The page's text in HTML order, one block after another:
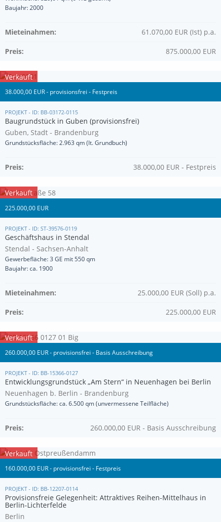
Baujahr: 2000
61.070,00 EUR (Ist) p.a.
Mieteinahmen:
875.000,00 EUR
Preis:
Verkauft
38.000,00 EUR - provisionsfrei - Festpreis
PROJEKT - ID: BB-03172-0115
Baugrundstück in Guben (provisionsfrei)
Guben, Stadt - Brandenburg
Grundstücksfläche: 2.963 qm (lt. Grundbuch)
38.000,00 EUR - Festpreis
Preis:
Verkauft
225.000,00 EUR
PROJEKT - ID: ST-39576-0119
Geschäftshaus in Stendal
Stendal - Sachsen-Anhalt
Gewerbefläche: 3 GE mit 550 qm
Baujahr: ca. 1900
25.000,00 EUR (Soll) p.a.
Mieteinahmen:
225.000,00 EUR
Preis:
Verkauft
260.000,00 EUR - provisionsfrei - Basis Ausschreibung
PROJEKT - ID: BB-15366-0127
Entwicklungsgrundstück „Am Stern“ in Neuenhagen bei Berlin
Neuenhagen b. Berlin - Brandenburg
Grundstücksfläche: ca. 6.500 qm (unvermessene Teilfläche)
260.000,00 EUR - Basis Ausschreibung
Preis:
Verkauft
160.000,00 EUR - provisionsfrei - Festpreis
PROJEKT - ID: BB-12207-0114
Provisionsfreie Gelegenheit: Attraktives Reihen-Mittelhaus in
Berlin-Lichterfelde
Berlin